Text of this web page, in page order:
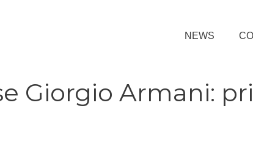
NEWS
Giorgio Armani: